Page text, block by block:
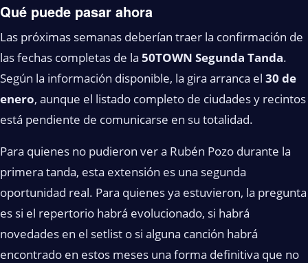
Qué puede pasar ahora
Las próximas semanas deberían traer la confirmación de
las fechas completas de la 50TOWN Segunda Tanda.
Según la información disponible, la gira arranca el 30 de
enero, aunque el listado completo de ciudades y recintos
está pendiente de comunicarse en su totalidad.
Para quienes no pudieron ver a Rubén Pozo durante la
primera tanda, esta extensión es una segunda
oportunidad real. Para quienes ya estuvieron, la pregunta
es si el repertorio habrá evolucionado, si habrá
novedades en el setlist o si alguna canción habrá
encontrado en estos meses una forma definitiva que no